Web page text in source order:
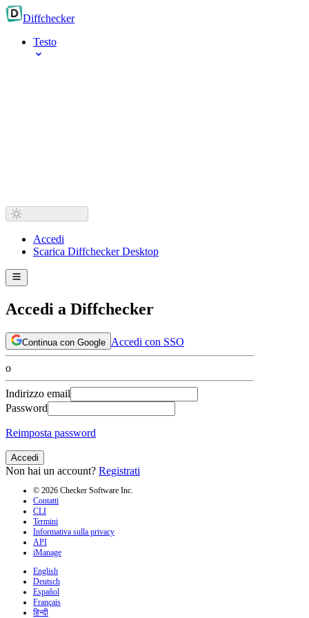
Diffchecker
Testo
Accedi
Scarica Diffchecker Desktop
Accedi a Diffchecker
Continua con Google Accedi con SSO
o
Indirizzo email
Password
Reimposta password
Accedi
Non hai un account? Registrati
© 2026 Checker Software Inc.
Contatti
CLI
Termini
Informativa sulla privacy
API
iManage
English
Deutsch
Español
Français
हिन्दी